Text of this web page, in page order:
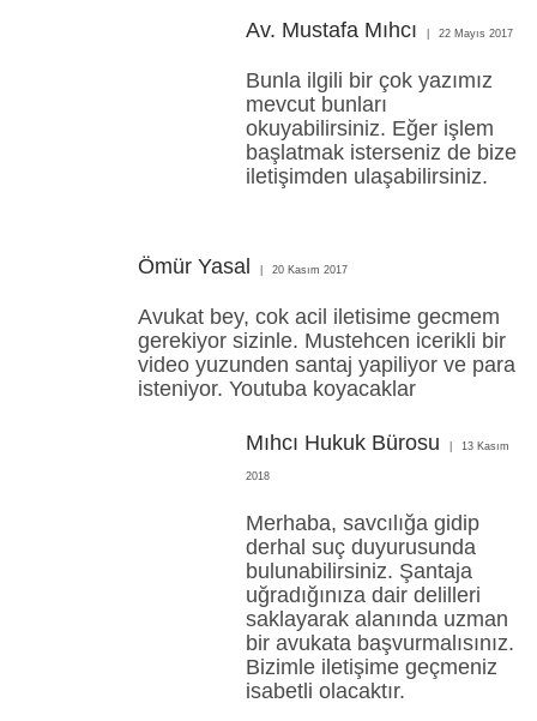
Av. Mustafa Mıhcı 22 Mayıs 2017
Bunla ilgili bir çok yazımız
mevcut bunları
okuyabilirsiniz. Eğer işlem
başlatmak isterseniz de bize
iletişimden ulaşabilirsiniz.
Ömür Yasal 20 Kasım 2017
Avukat bey, cok acil iletisime gecmem
gerekiyor sizinle. Mustehcen icerikli bir
video yuzunden santaj yapiliyor ve para
isteniyor. Youtuba koyacaklar
Mıhcı Hukuk Bürosu 13 Kasım
2018
Merhaba, savcılığa gidip
derhal suç duyurusunda
bulunabilirsiniz. Şantaja
uğradığınıza dair delilleri
saklayarak alanında uzman
bir avukata başvurmalısınız.
Bizimle iletişime geçmeniz
isabetli olacaktır.